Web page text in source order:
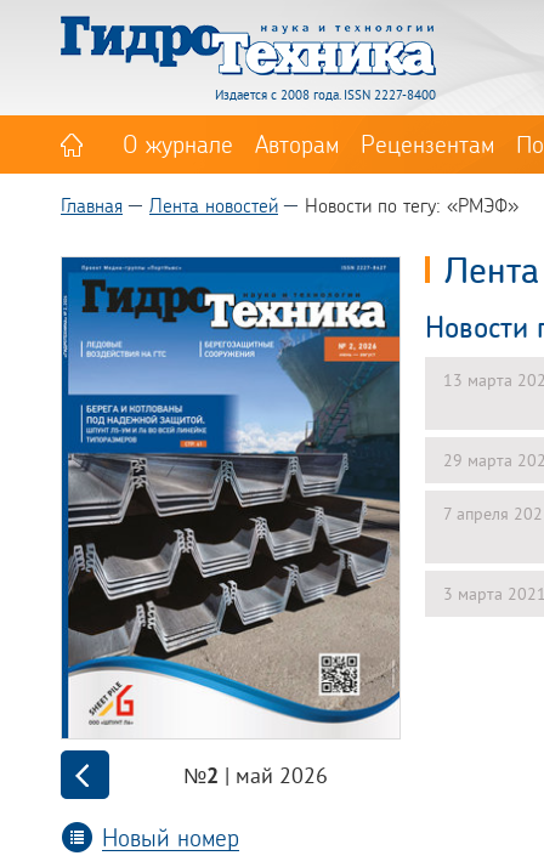
Издается с 2008 года. ISSN 2227-8400
О журнале Авторам Рецензентам
Главная Лента новостей Новости по тегу: «РМЭФ»
№2 | май 2026
Новый номер
Новости
13 марта
29 марта
7 апреля
3 марта